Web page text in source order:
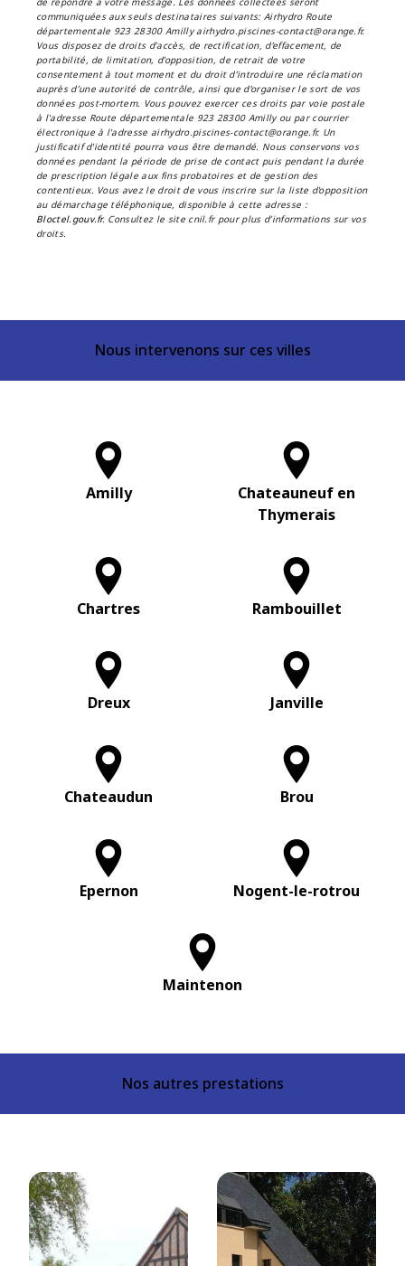
communiquées aux seuls destinataires suivants: Airhydro Route
départementale 923 28300 Amilly airhydro.piscines-contact@orange.fr.
Vous disposez de droits d’accès, de rectification, d’effacement, de
portabilité, de limitation, d’opposition, de retrait de votre
consentement à tout moment et du droit d’introduire une réclamation
auprès d’une autorité de contrôle, ainsi que d’organiser le sort de vos
données post-mortem. Vous pouvez exercer ces droits par voie postale
à l'adresse Route départementale 923 28300 Amilly ou par courrier
électronique à l'adresse airhydro.piscines-contact@orange.fr. Un
justificatif d'identité pourra vous être demandé. Nous conservons vos
données pendant la période de prise de contact puis pendant la durée
de prescription légale aux fins probatoires et de gestion des
contentieux. Vous avez le droit de vous inscrire sur la liste d'opposition
au démarchage téléphonique, disponible à cette adresse :
Bloctel.gouv.fr. Consultez le site cnil.fr pour plus d’informations sur vos
droits.
Nous intervenons sur ces villes
Amilly
Chateauneuf en
Thymerais
Chartres Rambouillet
Dreux Janville
Chateaudun Brou
Epernon Nogent-le-rotrou
Maintenon
Nos autres prestations